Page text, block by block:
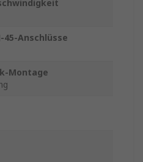
45-Anschlüsse
Montage